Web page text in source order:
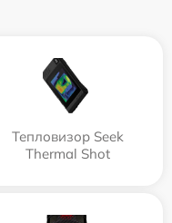
Тепловизор Seek
Thermal Shot